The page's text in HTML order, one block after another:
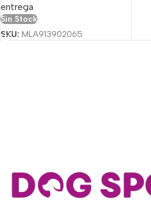
entrega
Sin Stock
SKU: MLA913902065